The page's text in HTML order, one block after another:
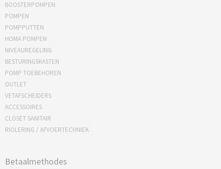
BOOSTERPOMPEN
POMPEN
POMPPUTTEN
HOMA POMPEN
NIVEAUREGELING
BESTURINGSKASTEN
POMP TOEBEHOREN
OUTLET
VETAFSCHEIDERS
ACCESSOIRES
CLOSET SANITAIR
RIOLERING / AFVOERTECHNIEK
Betaalmethodes